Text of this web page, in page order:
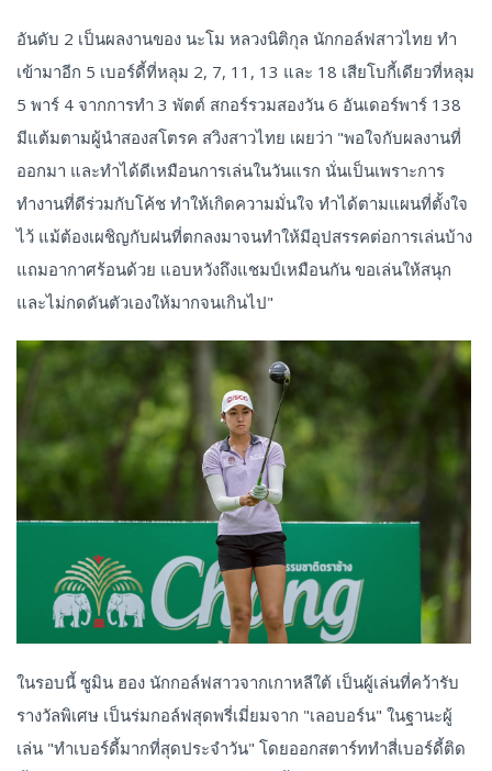
อันดับ 2 เป็นผลงานของ นะโม หลวงนิติกุล นักกอล์ฟสาวไทย ทำ
เข้ามาอีก 5 เบอร์ดี้ที่หลุม 2, 7, 11, 13 และ 18 เสียโบกี้เดียวที่หลุม
5 พาร์ 4 จากการทำ 3 พัตต์ สกอร์รวมสองวัน 6 อันเดอร์พาร์ 138
มีแต้มตามผู้นำสองสโตรค สวิงสาวไทย เผยว่า "พอใจกับผลงานที่
ออกมา และทำได้ดีเหมือนการเล่นในวันแรก นั่นเป็นเพราะการ
ทำงานที่ดีร่วมกับโค้ช ทำให้เกิดความมั่นใจ ทำได้ตามแผนที่ตั้งใจ
ไว้ แม้ต้องเผชิญกับฝนที่ตกลงมาจนทำให้มีอุปสรรคต่อการเล่นบ้าง
แถมอากาศร้อนด้วย แอบหวังถึงแชมป์เหมือนกัน ขอเล่นให้สนุก
และไม่กดดันตัวเองให้มากจนเกินไป"
ในรอบนี้ ซูมิน ฮอง นักกอล์ฟสาวจากเกาหลีใต้ เป็นผู้เล่นที่คว้ารับ
รางวัลพิเศษ เป็นร่มกอล์ฟสุดพรี่เมี่ยมจาก "เลอบอร์น" ในฐานะผู้
เล่น "ทำเบอร์ดี้มากที่สุดประจำวัน" โดยออกสตาร์ททำสี่เบอร์ดี้ติด